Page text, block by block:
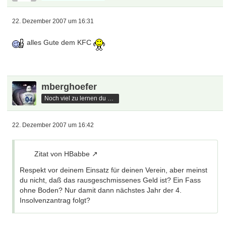
22. Dezember 2007 um 16:31
alles Gute dem KFC
mberghoefer
22. Dezember 2007 um 16:42
Zitat von HBabbe
Respekt vor deinem Einsatz für deinen Verein, aber meinst
du nicht, daß das rausgeschmissenes Geld ist? Ein Fass
ohne Boden? Nur damit dann nächstes Jahr der 4.
Insolvenzantrag folgt?